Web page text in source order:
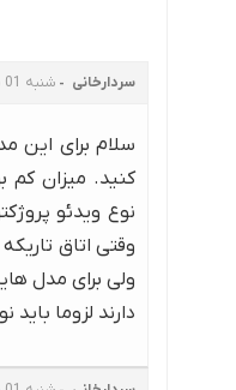
سردارخانی شنبه 01 مهر 1402 - 08:29
سلام برای این
کنید. میزان
نوع ویدئو
وقتی اتاق
ولی برای مدل
دارند لزوما